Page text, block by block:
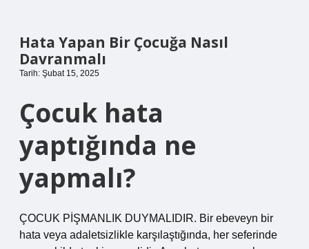
Hata Yapan Bir Çocuğa Nasıl
Davranmalı
Tarih: Şubat 15, 2025
Çocuk hata
yaptığında ne
yapmalı?
ÇOCUK PİŞMANLIK DUYMALIDIR. Bir ebeveyn bir
hata veya adaletsizlikle karşılaştığında, her seferinde